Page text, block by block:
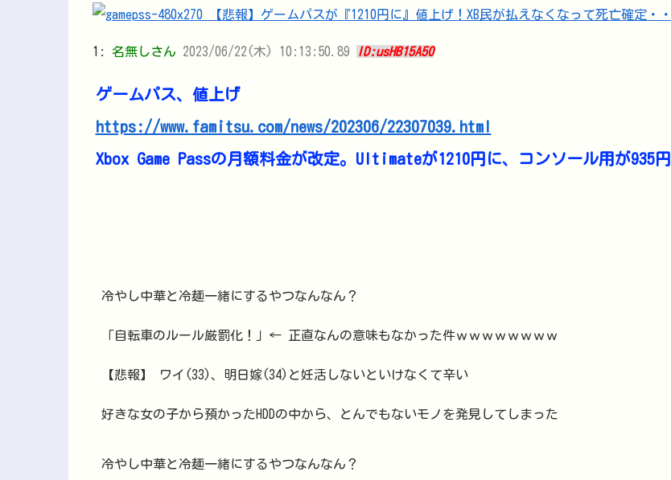
1: 名無しさん 2023/06/22(木) 10:13:50.89 ID:usHB15A50
ゲームパス、値上げ
https://www.famitsu.com/news/202306/22307039.html
Xbox Game Passの月額料金が改定。Ultimateが1210円に、コンソール用が935円
冷やし中華と冷麺一緒にするやつなんなん？
「自転車のルール厳罰化！」← 正直なんの意味もなかった件ｗｗｗｗｗｗｗｗ
【悲報】 ワイ(33)、明日嫁(34)と妊活しないといけなくて辛い
好きな女の子から預かったHDDの中から、とんでもないモノを発見してしまった
冷やし中華と冷麺一緒にするやつなんなん？